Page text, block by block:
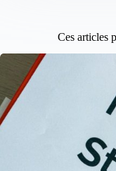
Ces articles